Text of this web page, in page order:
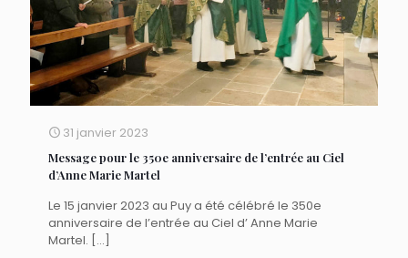
31 janvier 2023
Message pour le 350e anniversaire de l’entrée au Ciel
d’Anne Marie Martel
Le 15 janvier 2023 au Puy a été célébré le 350e
anniversaire de l’entrée au Ciel d’ Anne Marie
Martel. […]